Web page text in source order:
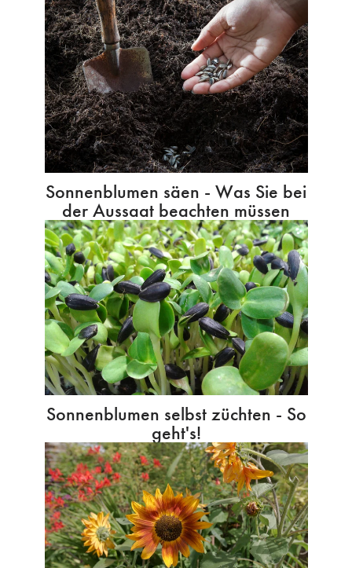
Sonnenblumen säen - Was Sie bei
der Aussaat beachten müssen
Sonnenblumen selbst züchten - So
geht's!